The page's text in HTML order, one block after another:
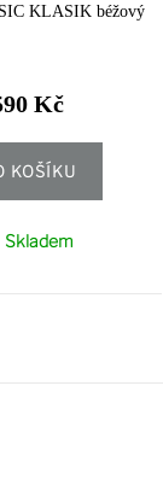
KLASIK béžový
Kč
KOŠÍKU
Skladem